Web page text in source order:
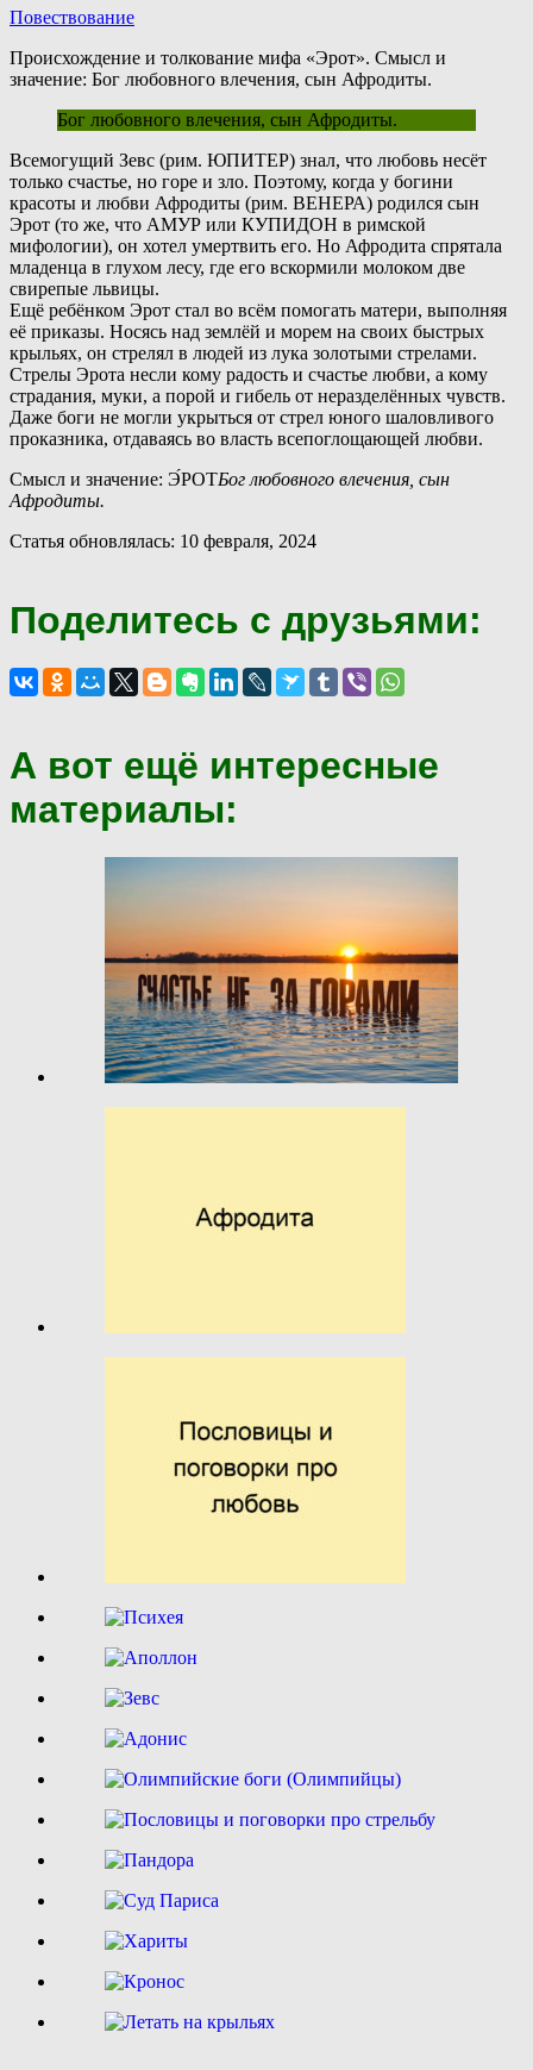
Повествование
Происхождение и толкование мифа «Эрот». Смысл и
значение: Бог любовного влечения, сын Афродиты.
Бог любовного влечения, сын Афродиты.
Всемогущий Зевс (рим. ЮПИТЕР) знал, что любовь несёт
только счастье, но горе и зло. Поэтому, когда у богини
красоты и любви Афродиты (рим. ВЕНЕРА) родился сын
Эрот (то же, что АМУР или КУПИДОН в римской
мифологии), он хотел умертвить его. Но Афродита спрятала
младенца в глухом лесу, где его вскормили молоком две
свирепые львицы.
Ещё ребёнком Эрот стал во всём помогать матери, выполняя
её приказы. Носясь над землёй и морем на своих быстрых
крыльях, он стрелял в людей из лука золотыми стрелами.
Стрелы Эрота несли кому радость и счастье любви, а кому
страдания, муки, а порой и гибель от неразделённых чувств.
Даже боги не могли укрыться от стрел юного шаловливого
проказника, отдаваясь во власть всепоглощающей любви.
Смысл и значение: Э́РОТБог любовного влечения, сын
Афродиты.
Статья обновлялась: 10 февраля, 2024
Поделитесь с друзьями:
А вот ещё интересные
материалы: